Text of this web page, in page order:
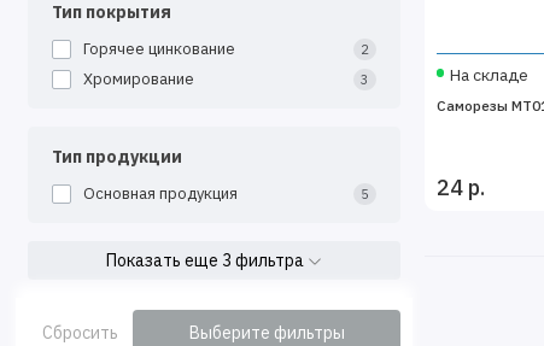
Тип покрытия
Горячее цинкование 2
Хромирование 3
Тип продукции
Основная продукция 5
Показать еще 3 фильтра
Сбросить Выберите фильтры
На складе
Саморезы
24 р.